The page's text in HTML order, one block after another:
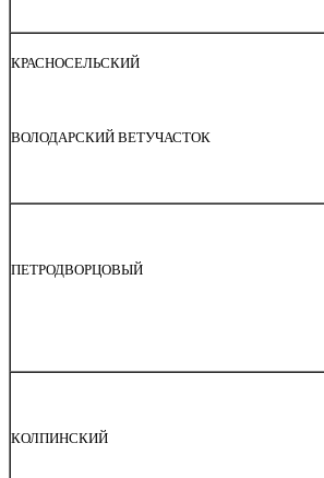
КРАСНОСЕЛЬСКИЙ
ВОЛОДАРСКИЙ ВЕТУЧАСТОК
ПЕТРОДВОРЦОВЫЙ
КОЛПИНСКИЙ